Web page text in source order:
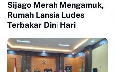
Sijago Merah Mengamuk,
Rumah Lansia Ludes
Terbakar Dini Hari